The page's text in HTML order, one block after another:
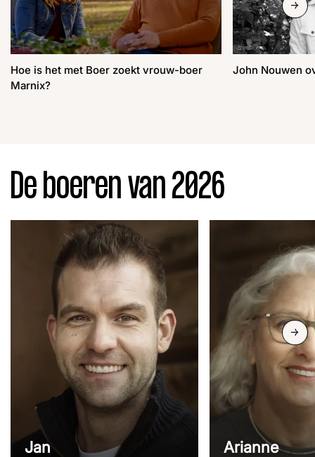
Hoe is het met Boer zoekt vrouw-boer
Marnix?
John Nouwen
Slide
De boeren van 2026
Jan Arianne
Slide